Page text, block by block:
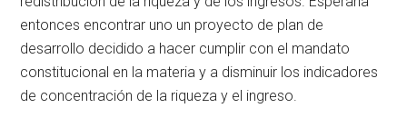
entonces encontrar uno un proyecto de plan de
desarrollo decidido a hacer cumplir con el mandato
constitucional en la materia y a disminuir los indicadores
de concentración de la riqueza y el ingreso.